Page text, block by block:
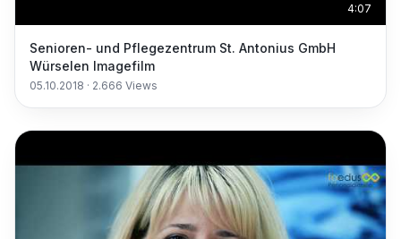
4:07
Senioren- und Pflegezentrum St. Antonius GmbH
Würselen Imagefilm
05.10.2018 · 2.666 Views